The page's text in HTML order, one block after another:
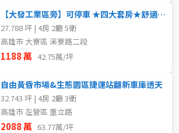
【大發工業區旁】可停車 ★四大套房★舒適成家宅
27.788 坪 | 4房 2廳 5衛
高雄市 大寮區 溪寮路二段
1188 萬 42.75萬/坪
自由黃昏市場&生態園區捷運站翻新車庫透天
32.743 坪 | 4房 2廳 3衛
高雄市 左營區 重立路
2088 萬 63.77萬/坪